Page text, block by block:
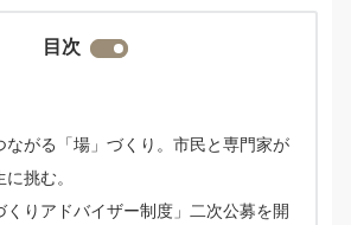
目次
ながる「場」づくり。市民と専門家が
挑む。
くりアドバイザー制度」二次公募を開